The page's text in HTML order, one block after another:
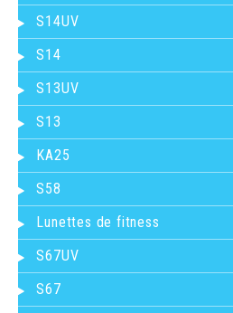
S14UV
S14
S13UV
S13
KA25
S58
Lunettes de fitness
S67UV
S67